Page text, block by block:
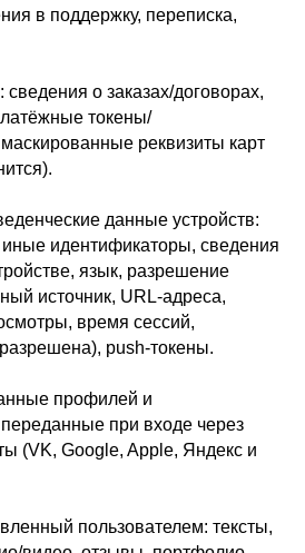
в поддержку, переписка,
о заказах/договорах,
токены/
реквизиты карт
данные устройств:
иные идентификаторы, сведения
язык, разрешение
источник, URL-адреса,
время сессий,
push-токены.
профилей и
при входе через
(VK, Google, Apple, Яндекс и
пользователем: тексты,